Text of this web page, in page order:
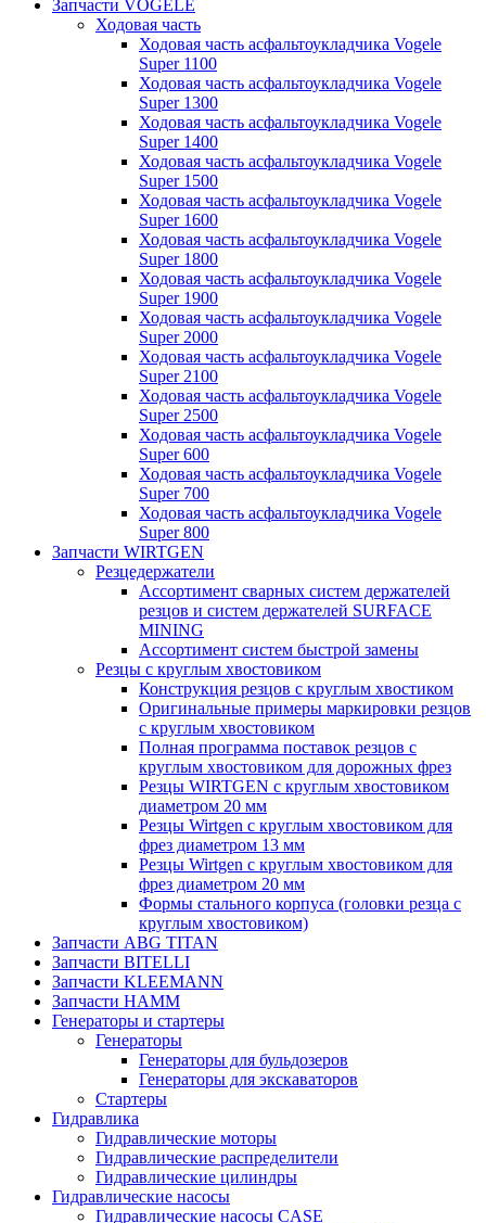
Запчасти VOGELE
Ходовая часть
Ходовая часть асфальтоукладчика Vogele
Super 1100
Ходовая часть асфальтоукладчика Vogele
Super 1300
Ходовая часть асфальтоукладчика Vogele
Super 1400
Ходовая часть асфальтоукладчика Vogele
Super 1500
Ходовая часть асфальтоукладчика Vogele
Super 1600
Ходовая часть асфальтоукладчика Vogele
Super 1800
Ходовая часть асфальтоукладчика Vogele
Super 1900
Ходовая часть асфальтоукладчика Vogele
Super 2000
Ходовая часть асфальтоукладчика Vogele
Super 2100
Ходовая часть асфальтоукладчика Vogele
Super 2500
Ходовая часть асфальтоукладчика Vogele
Super 600
Ходовая часть асфальтоукладчика Vogele
Super 700
Ходовая часть асфальтоукладчика Vogele
Super 800
Запчасти WIRTGEN
Резцедержатели
Ассортимент сварных систем держателей
резцов и систем держателей SURFACE
MINING
Ассортимент систем быстрой замены
Резцы с круглым хвостовиком
Конструкция резцов с круглым хвостиком
Оригинальные примеры маркировки резцов
с круглым хвостовиком
Полная программа поставок резцов с
круглым хвостовиком для дорожных фрез
Резцы WIRTGEN с круглым хвостовиком
диаметром 20 мм
Резцы Wirtgen с круглым хвостовиком для
фрез диаметром 13 мм
Резцы Wirtgen с круглым хвостовиком для
фрез диаметром 20 мм
Формы стального корпуса (головки резца с
круглым хвостовиком)
Запчасти ABG TITAN
Запчасти BITELLI
Запчасти KLEEMANN
Запчасти HAMM
Генераторы и стартеры
Генераторы
Генераторы для бульдозеров
Генераторы для экскаваторов
Стартеры
Гидравлика
Гидравлические моторы
Гидравлические распределители
Гидравлические цилиндры
Гидравлические насосы
Гидравлические насосы CASE